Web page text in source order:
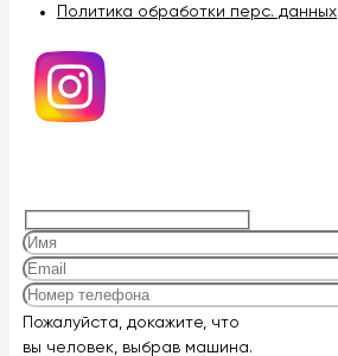
Политика обработки перс. данных
Оставьте
это
Пожалуйста, докажите, что
вы человек, выбравмашина.